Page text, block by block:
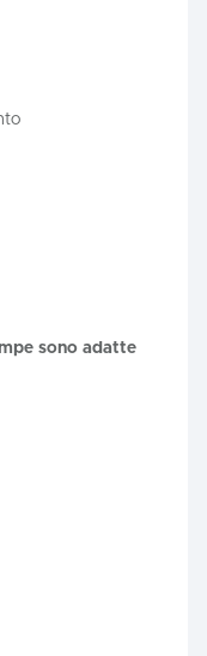
sono adatte